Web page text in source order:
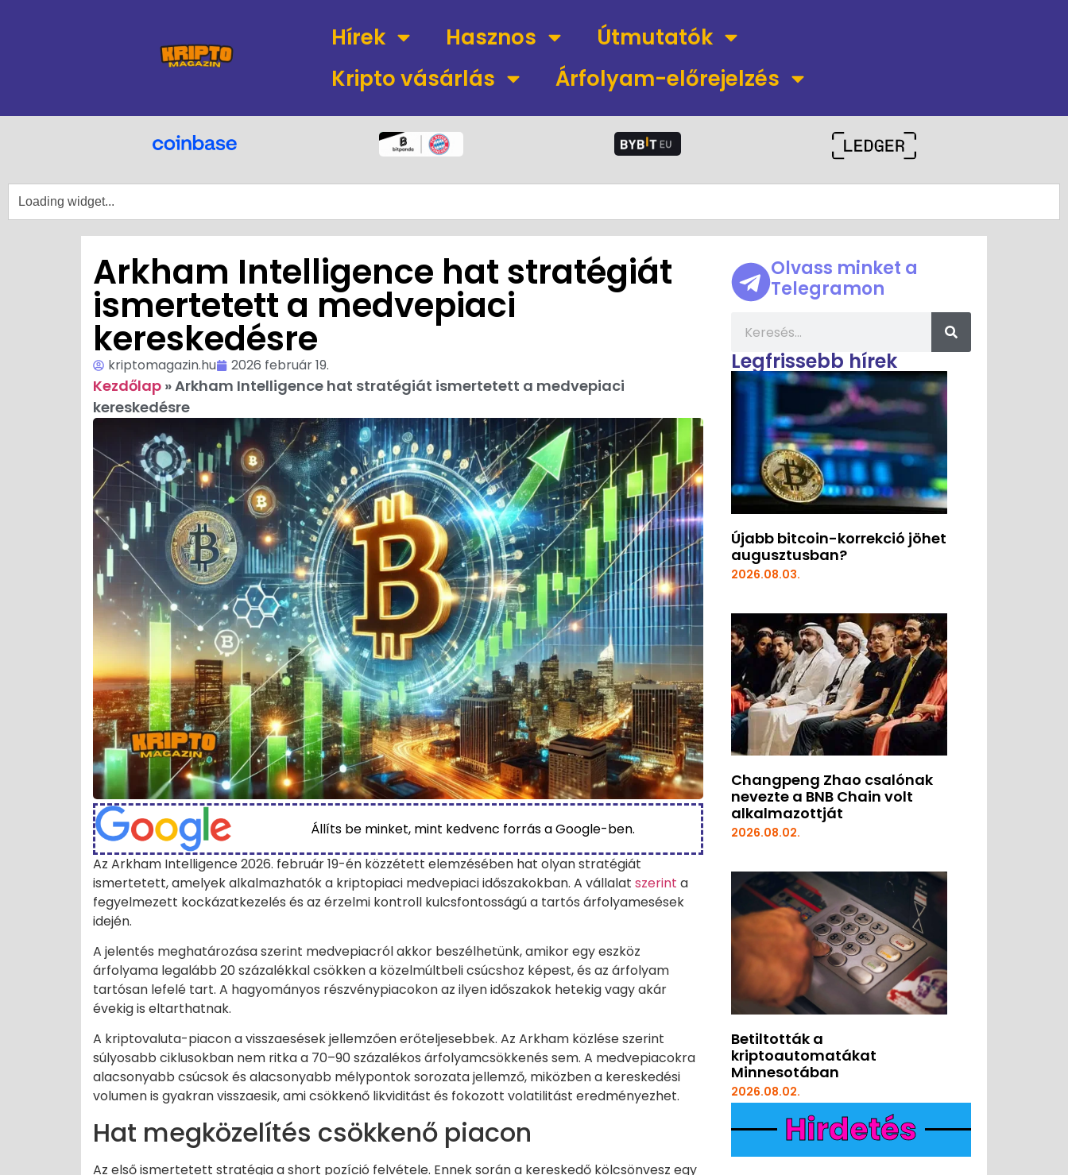
Hírek Hasznos
Útmutatók
Kripto vásárlás
Árfolyam-előrejelzés
Arkham Intelligence hat stratégiát
ismertetett a medvepiaci
kereskedésre
kriptomagazin.hu 2026 február 19.
Kezdőlap »Arkham Intelligence hat stratégiát ismertetett a medvepiaci
kereskedésre
Állíts be minket, mint kedvenc forrás a Google-ben.
Az Arkham Intelligence 2026. február 19-én közzétett elemzésében hat olyan stratégiát
ismertetett, amelyek alkalmazhatók a kriptopiaci medvepiaci időszakokban. A vállalat szerint a
fegyelmezett kockázatkezelés és az érzelmi kontroll kulcsfontosságú a tartós árfolyamesések
idején.
A jelentés meghatározása szerint medvepiacról akkor beszélhetünk, amikor egy eszköz
árfolyama legalább 20 százalékkal csökken a közelmúltbeli csúcshoz képest, és az árfolyam
tartósan lefelé tart. A hagyományos részvénypiacokon az ilyen időszakok hetekig vagy akár
évekig is eltarthatnak.
A kriptovaluta-piacon a visszaesések jellemzően erőteljesebbek. Az Arkham közlése szerint
súlyosabb ciklusokban nem ritka a 70–90 százalékos árfolyamcsökkenés sem. A medvepiacokra
alacsonyabb csúcsok és alacsonyabb mélypontok sorozata jellemző, miközben a kereskedési
volumen is gyakran visszaesik, ami csökkenő likviditást és fokozott volatilitást eredményezhet.
Hat megközelítés csökkenő piacon
Az első ismertetett stratégia a short pozíció felvétele. Ennek során a kereskedő kölcsönvesz egy
Olvass minket a
Telegramon
Legfrissebb hírek
Újabb bitcoin-korrekció jöhet
augusztusban?
2026.08.03.
Changpeng Zhao csalónak
nevezte a BNB Chain volt
alkalmazottját
2026.08.02.
Betiltották a
kriptoautomatákat
Minnesotában
2026.08.02.
Hirdetés